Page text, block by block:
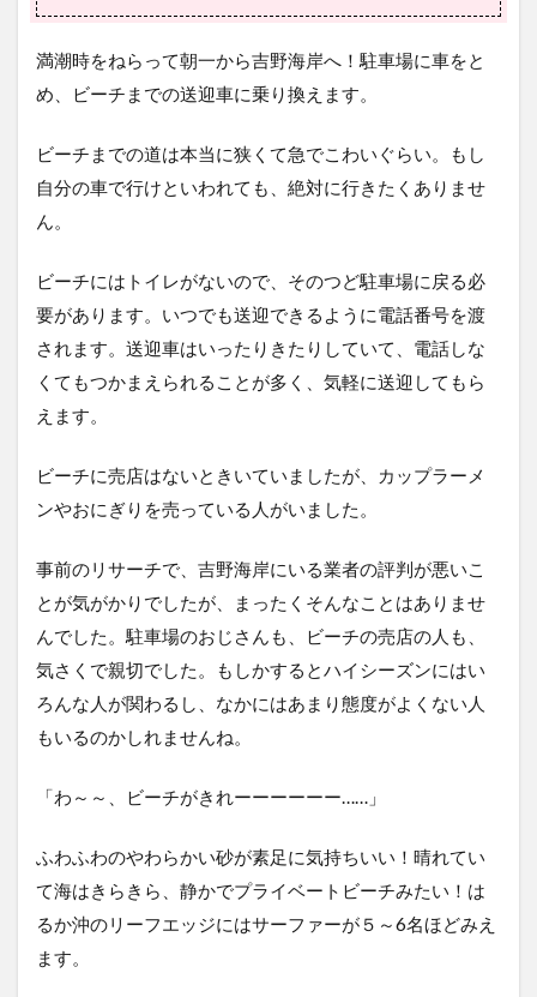
満潮時をねらって朝一から吉野海岸へ！駐車場に車をと
め、ビーチまでの送迎車に乗り換えます。
ビーチまでの道は本当に狭くて急でこわいぐらい。もし
自分の車で行けといわれても、絶対に行きたくありませ
ん。
ビーチにはトイレがないので、そのつど駐車場に戻る必
要があります。いつでも送迎できるように電話番号を渡
されます。送迎車はいったりきたりしていて、電話しな
くてもつかまえられることが多く、気軽に送迎してもら
えます。
ビーチに売店はないときいていましたが、カップラーメ
ンやおにぎりを売っている人がいました。
事前のリサーチで、吉野海岸にいる業者の評判が悪いこ
とが気がかりでしたが、まったくそんなことはありませ
んでした。駐車場のおじさんも、ビーチの売店の人も、
気さくで親切でした。もしかするとハイシーズンにはい
ろんな人が関わるし、なかにはあまり態度がよくない人
もいるのかしれませんね。
「わ～～、ビーチがきれーーーーーー……」
ふわふわのやわらかい砂が素足に気持ちいい！晴れてい
て海はきらきら、静かでプライベートビーチみたい！は
るか沖のリーフエッジにはサーファーが５～6名ほどみえ
ます。